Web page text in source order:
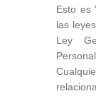
Esto es
las
Ley